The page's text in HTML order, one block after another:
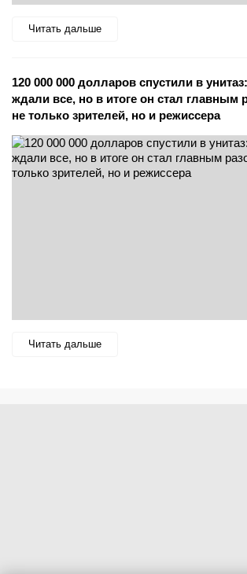
Читать дальше
120 000 000 долларов спустили в
ждали все, но в итоге он стал главным
не только зрителей, но и режиссера
Читать дальше